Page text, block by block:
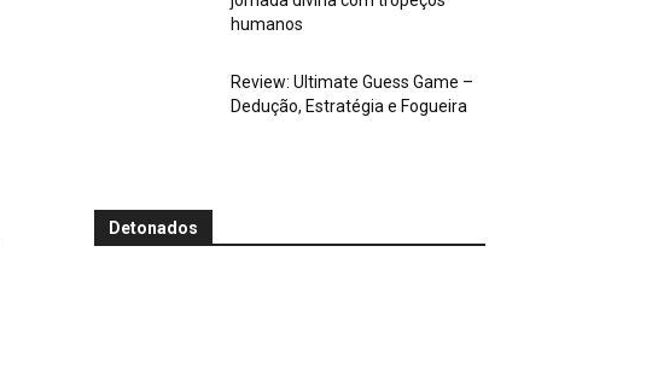
humanos
Review: Ultimate Guess Game –
Dedução, Estratégia e Fogueira
Detonados